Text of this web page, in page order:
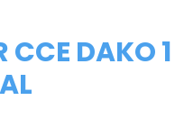
CCE DAKO 1